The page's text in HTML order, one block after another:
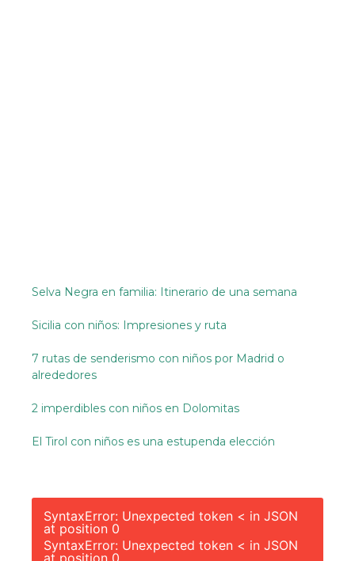
Selva Negra en familia: Itinerario de una semana
Sicilia con niños: Impresiones y ruta
7 rutas de senderismo con niños por Madrid o
alrededores
2 imperdibles con niños en Dolomitas
El Tirol con niños es una estupenda elección
SyntaxError: Unexpected token < in JSON
at position 0
SyntaxError: Unexpected token < in JSON
at position 0